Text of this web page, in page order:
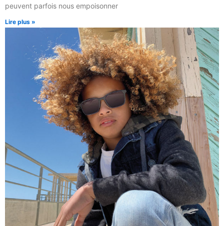
peuvent parfois nous empoisonner
Lire plus »